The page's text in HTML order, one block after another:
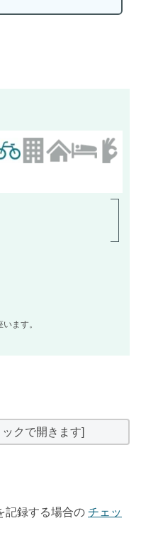
ます。
クで開きます]
記録する場合の チェッ